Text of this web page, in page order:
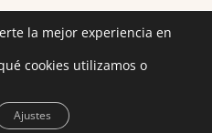
Art on Silk"
by KARAMES
la mejor experiencia en
cookies utilizamos o
Ajustes